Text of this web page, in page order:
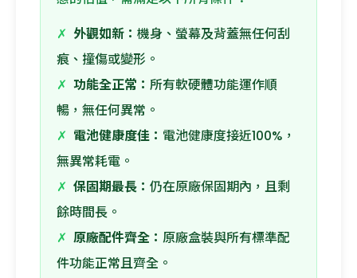
✗ 外觀如新： 機身、螢幕及背蓋無任何刮
痕、撞傷或變形。
✗ 功能全正常： 所有軟硬體功能運作順
暢，無任何異常。
✗ 電池健康度佳： 電池健康度接近100%，
無異常耗電。
✗ 保固期最長： 仍在原廠保固期內，且剩
餘時間長。
✗ 原廠配件齊全： 原廠盒裝與所有標準配
件功能正常且齊全。